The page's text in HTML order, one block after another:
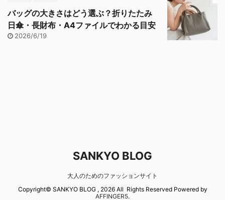
バッグの大きさはどう選ぶ？折りたたみ
日傘・長財布・A4ファイルでわかる目安
2026/6/19
SANKYO BLOG
大人のためのファッションサイト
Copyright© SANKYO BLOG , 2026 All Rights Reserved Powered by
AFFINGER5.